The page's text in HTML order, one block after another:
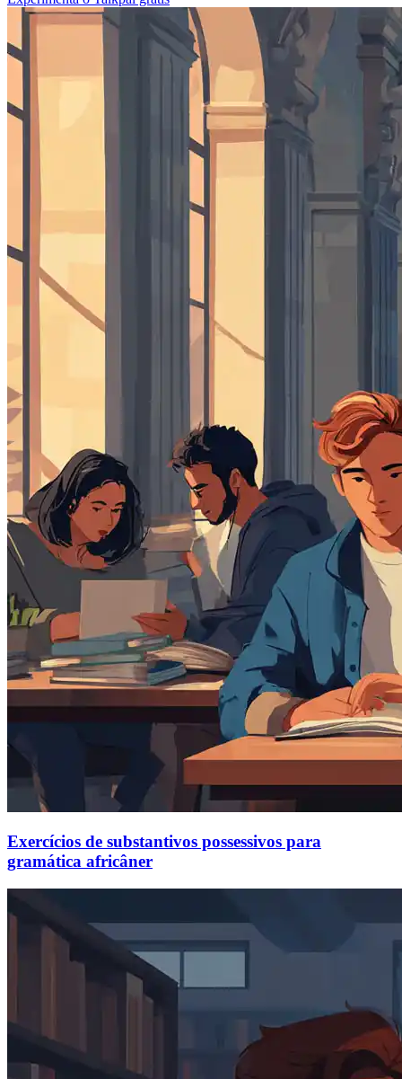
Exercícios de substantivos possessivos para
gramática africâner